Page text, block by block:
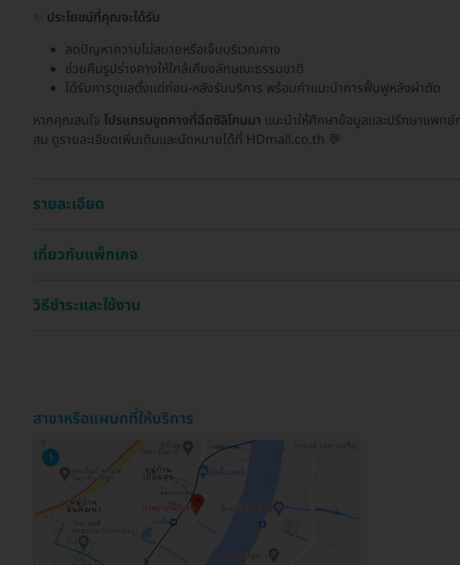
ประโยชน์ที่คุณจะได้รับ
ลดปัญหาความไม่สบายหรือเจ็บบริเวณคาง
ช่วยคืนรูปร่างคางให้ใกล้เคียงลักษณะธรรมชาติ
ได้รับการดูแลตั้งแต่ก่อน-หลังรับบริการ พร้อมคำแนะนำการฟื้นฟูหลังผ่าตัด
หากคุณสนใจ โปรแกรมขูดคางที่ฉีดซิลิโคนมา แนะนำให้ศึกษาข้อมูลและปรึกษาแพทย์
สม ดูรายละเอียดเพิ่มเติมและนัดหมายได้ที่ HDmall.co.th 💬
รายละเอียด
เกี่ยวกับแพ็กเกจ
วิธีชำระและใช้งาน
สาขาหรือแผนกที่ให้บริการ
1